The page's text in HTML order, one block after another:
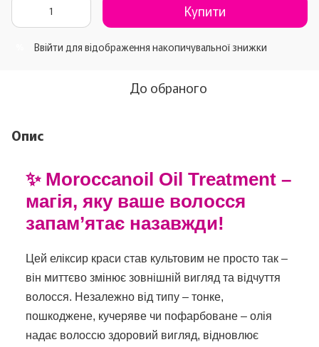
Купити
Ввійти для відображення накопичувальної знижки
До обраного
Опис
✨ Moroccanoil Oil Treatment –
магія, яку ваше волосся
запам’ятає назавжди!
Цей еліксир краси став культовим не просто так –
він миттєво змінює зовнішній вигляд та відчуття
волосся. Незалежно від типу – тонке,
пошкоджене, кучеряве чи пофарбоване – олія
надає волоссю здоровий вигляд, відновлює